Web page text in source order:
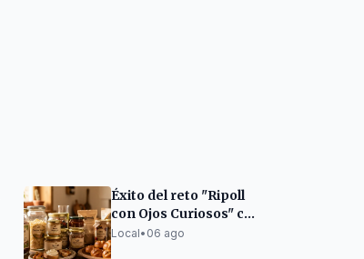
Éxito del reto "Ripoll
con Ojos Curiosos" con
cientos de
Local• 06 ago